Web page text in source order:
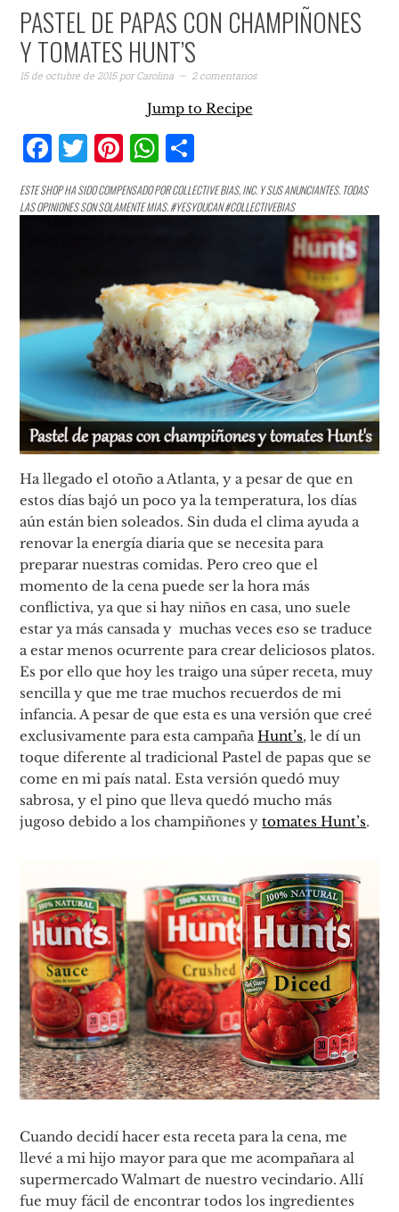
PASTEL DE PAPAS CON CHAMPIÑONES
Y TOMATES HUNT’S
15 de octubre de 2015porCarolina 2 comentarios
Jump to Recipe
Facebook
Twitter
Pinterest
WhatsApp
ESTE SHOP HA SIDO COMPENSADO POR COLLECTIVE BIAS, INC. Y SUS ANUNCIANTES. TODAS
LAS OPINIONES SON SOLAMENTE MIAS. #YESYOUCAN#COLLECTIVEBIAS
Ha llegado el otoño a Atlanta, y a pesar de que en
estos días bajó un poco ya la temperatura, los días
aún están bien soleados. Sin duda el clima ayuda a
renovar la energía diaria que se necesita para
preparar nuestras comidas. Pero creo que el
momento de la cena puede ser la hora más
conflictiva, ya que si hay niños en casa, uno suele
estar ya más cansada y muchas veces eso se traduce
a estar menos ocurrente para crear deliciosos platos.
Es por ello que hoy les traigo una súper receta, muy
sencilla y que me trae muchos recuerdos de mi
infancia. A pesar de que esta es una versión que creé
exclusivamente para esta campañaHunt’s, le dí un
toque diferente al tradicional Pastel de papas que se
come en mi país natal. Esta versión quedó muy
sabrosa, y el pino que lleva quedó mucho más
jugoso debido a los champiñones ytomates Hunt’s.
Cuando decidí hacer esta receta para la cena, me
llevé a mi hijo mayor para que me acompañara al
supermercado Walmart de nuestro vecindario. Allí
fue muy fácil de encontrar todos los ingredientes